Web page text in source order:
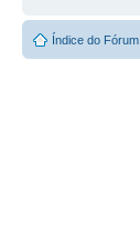
Índice do Fórum